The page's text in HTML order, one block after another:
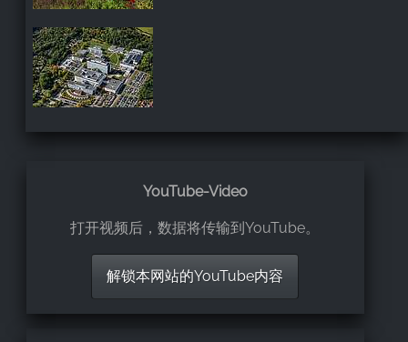
YouTube-Video
打开视频后，数据将传输到YouTube。
解锁本网站的YouTube内容